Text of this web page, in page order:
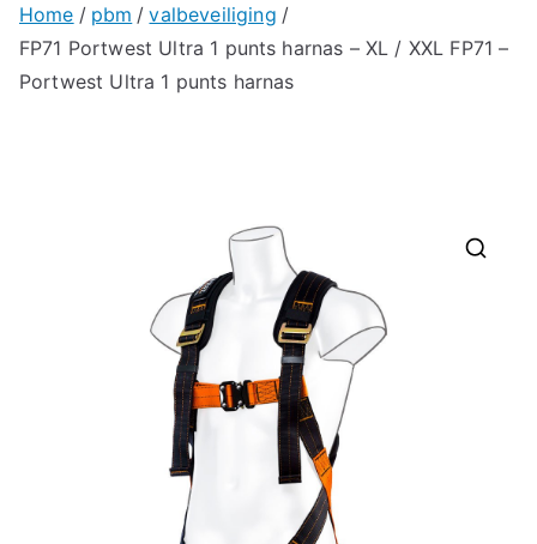
Home pbm
valbeveiliging
FP71 Portwest Ultra 1 punts harnas – XL / XXL FP71 –
Portwest Ultra 1 punts harnas